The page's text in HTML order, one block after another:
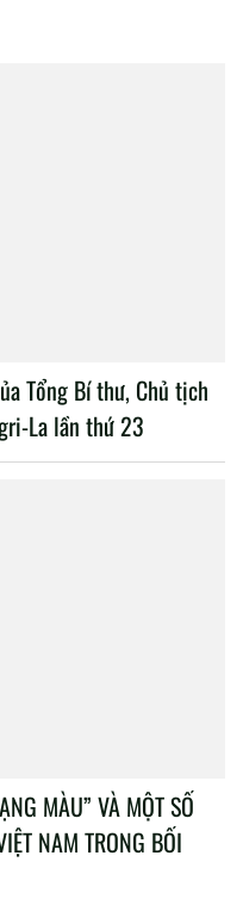
Tổng Bí thư, Chủ tịch
La lần thứ 23
MÀU” VÀ MỘT SỐ
NAM TRONG BỐI